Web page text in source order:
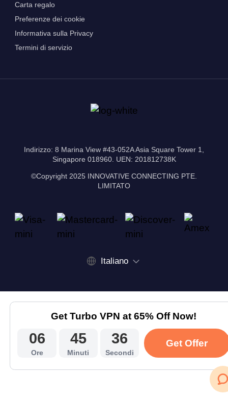
Carta regalo
Preferenze dei cookie
Informativa sulla Privacy
Termini di servizio
Indirizzo: 8 Marina View #43-052A Asia Square Tower 1,
Singapore 018960. UEN: 201812738K
©Copyright 2025 INNOVATIVE CONNECTING PTE.
LIMITATO
Italiano
Get Turbo VPN at 65% Off Now!
06
Ore
45
Minuti
36
Secondi
Get Offer